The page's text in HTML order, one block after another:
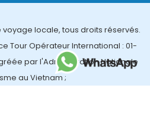
voyage locale, tous droits réservés.
Tour Opérateur International : 01-
par l'Administration Nationale
au Vietnam ;